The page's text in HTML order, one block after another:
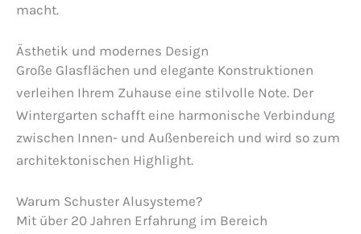
macht.
Ästhetik und modernes Design
Große Glasflächen und elegante Konstruktionen
verleihen Ihrem Zuhause eine stilvolle Note. Der
Wintergarten schafft eine harmonische Verbindung
zwischen Innen- und Außenbereich und wird so zum
architektonischen Highlight.
Warum Schuster Alusysteme?
Mit über 20 Jahren Erfahrung im Bereich